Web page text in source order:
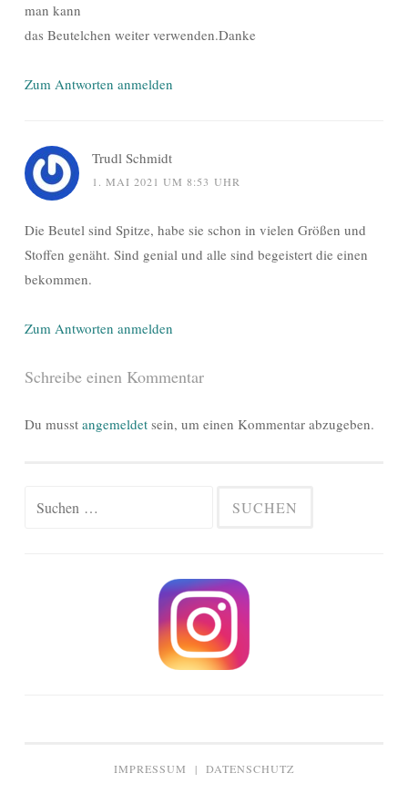
man kann
das Beutelchen weiter verwenden.Danke
Zum Antworten anmelden
Trudl Schmidt
1. MAI 2021 UM 8:53 UHR
Die Beutel sind Spitze, habe sie schon in vielen Größen und
Stoffen genäht. Sind genial und alle sind begeistert die einen
bekommen.
Zum Antworten anmelden
Schreibe einen Kommentar
Du musst angemeldet sein, um einen Kommentar abzugeben.
Suchen
IMPRESSUM | DATENSCHUTZ